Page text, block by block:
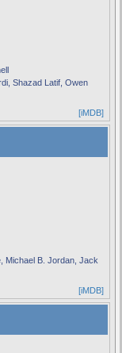
Shazad Latif, Owen
[iMDB]
Michael B. Jordan, Jack
[iMDB]